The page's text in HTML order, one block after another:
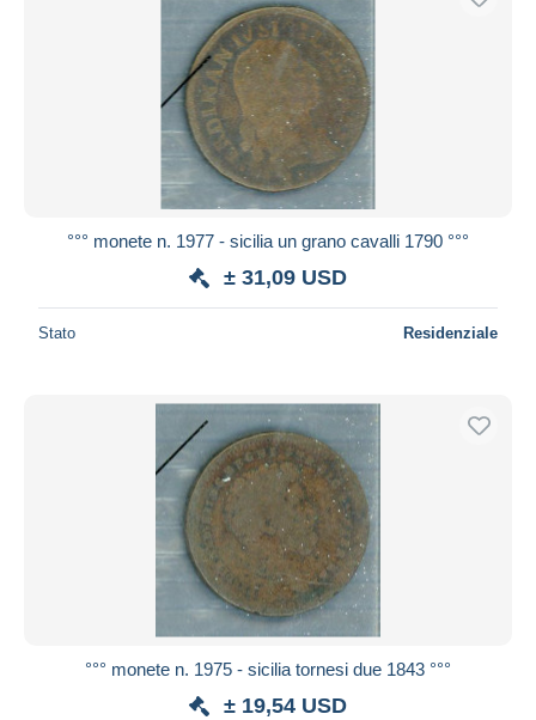
°°° monete n. 1977 - sicilia un grano cavalli 1790 °°°
± 31,09 USD
Stato Residenziale
°°° monete n. 1975 - sicilia tornesi due 1843 °°°
± 19,54 USD